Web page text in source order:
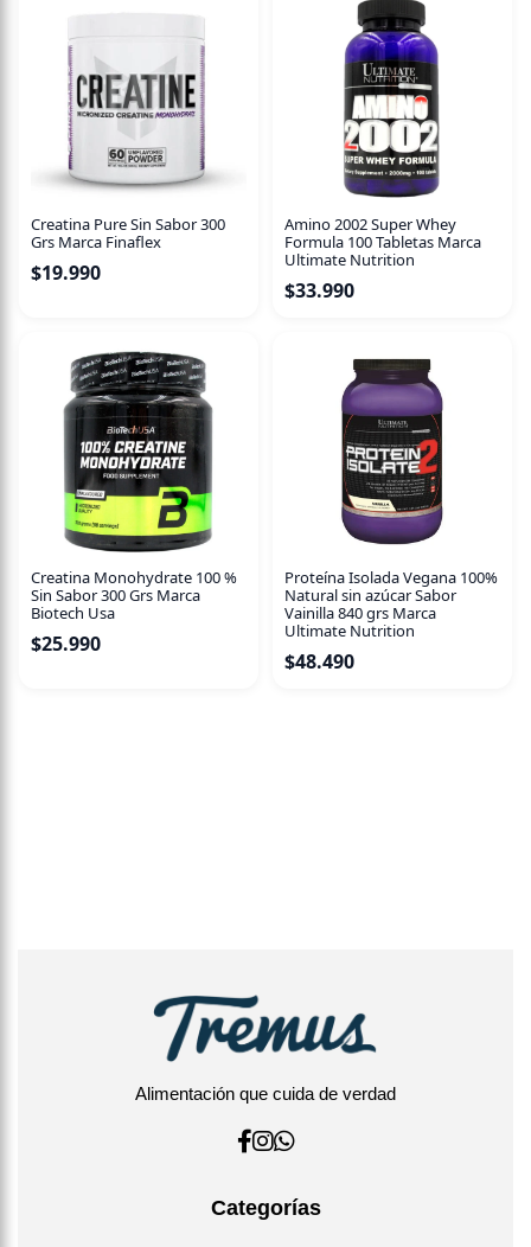
Creatina Pure Sin Sabor 300
Grs Marca Finaflex
$19.990
Amino 2002 Super Whey
Formula 100 Tabletas Marca
Ultimate Nutrition
$33.990
Creatina Monohydrate 100 %
Sin Sabor 300 Grs Marca
Biotech Usa
$25.990
Proteína Isolada Vegana 100%
Natural sin azúcar Sabor
Vainilla 840 grs Marca
Ultimate Nutrition
$48.490
Alimentación que cuida de verdad
Categorías